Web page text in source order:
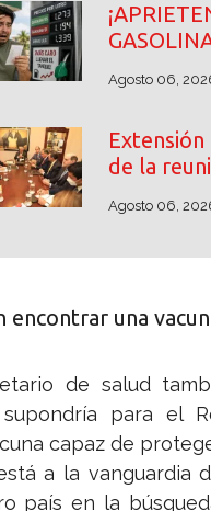
Agosto 06,
de la
Agosto 06,
encontrar una
de salud
para el
capaz de
a la vanguardia
país en la